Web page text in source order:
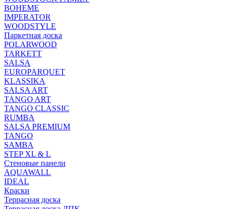
BOHEME
IMPERATOR
WOODSTYLE
Паркетная доска
POLARWOOD
TARKETT
SALSA
EUROPARQUET
KLASSIKA
SALSA ART
TANGO ART
TANGO CLASSIC
RUMBA
SALSA PREMIUM
TANGO
SAMBA
STEP XL & L
Стеновые панели
AQUAWALL
IDEAL
Краски
Террасная доска